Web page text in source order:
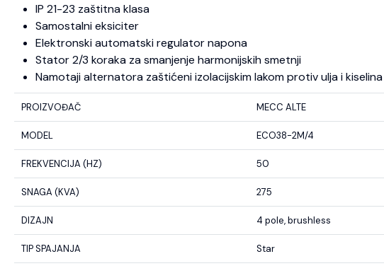
IP 21-23 zaštitna klasa
Samostalni eksiciter
Elektronski automatski regulator napona
Stator 2/3 koraka za smanjenje harmonijskih smetnji
Namotaji alternatora zaštićeni izolacijskim lakom protiv ulja i kiselina
PROIZVOĐAČ MECC ALTE
MODEL ECO38-2M/4
FREKVENCIJA (HZ) 50
SNAGA (KVA) 275
DIZAJN 4 pole, brushless
TIP SPAJANJA Star